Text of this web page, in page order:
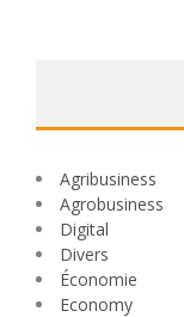
Agribusiness
Agrobusiness
Digital
Divers
Économie
Economy